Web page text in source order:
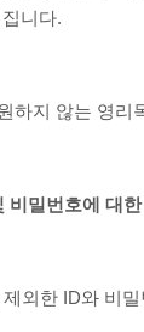
니다.
하지 않는 영리
비밀번호에 대
외한 ID와 비